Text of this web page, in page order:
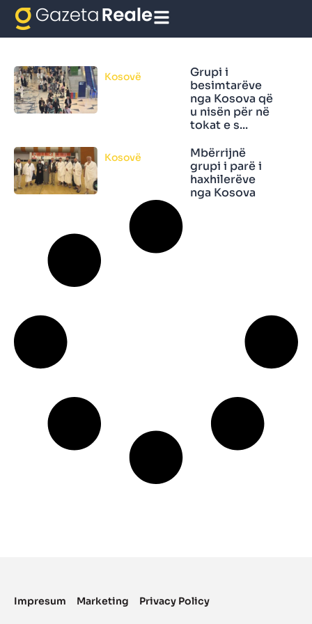
Vendet e shejta islame
Kosovë
Grupi i
besimtarëve
nga Kosova që
u nisën për në
tokat e s...
Kosovë
Mbërrijnë
grupi i parë i
haxhilerëve
nga Kosova
Impresum Marketing Privacy Policy